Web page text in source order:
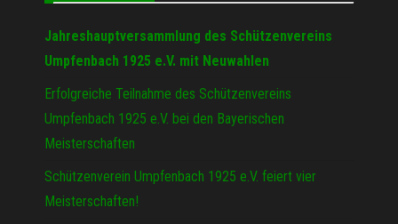
Jahreshauptversammlung des Schützenvereins
Umpfenbach 1925 e.V. mit Neuwahlen
Erfolgreiche Teilnahme des Schützenvereins
Umpfenbach 1925 e.V. bei den Bayerischen
Meisterschaften
Schützenverein Umpfenbach 1925 e.V. feiert vier
Meisterschaften!